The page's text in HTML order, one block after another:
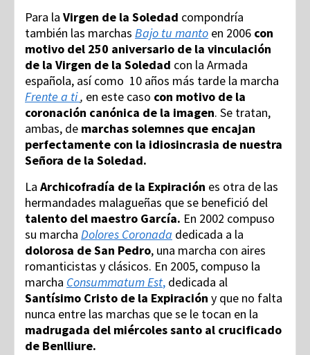
Para la Virgen de la Soledad compondría
también las marchas Bajo tu manto en 2006 con
motivo del 250 aniversario de la vinculación
de la Virgen de la Soledad con la Armada
española, así como 10 años más tarde la marcha
Frente a ti, en este caso con motivo de la
coronación canónica de la imagen. Se tratan,
ambas, de marchas solemnes que encajan
perfectamente con la idiosincrasia de nuestra
Señora de la Soledad.
La Archicofradía de la Expiración es otra de las
hermandades malagueñas que se benefició del
talento del maestro García. En 2002 compuso
su marcha Dolores Coronada dedicada a la
dolorosa de San Pedro, una marcha con aires
romanticistas y clásicos. En 2005, compuso la
marcha Consummatum Est, dedicada al
Santísimo Cristo de la Expiración y que no falta
nunca entre las marchas que se le tocan en la
madrugada del miércoles santo al crucificado
de Benlliure.